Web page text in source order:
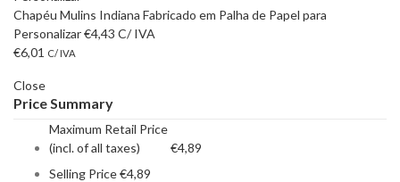
Chapéu Mulins Indiana Fabricado em Palha de Papel para
Personalizar€4,43 C/ IVA
€6,01 C/ IVA
Close
Price Summary
Maximum Retail Price
(incl. of all taxes)
€4,89
Selling Price€4,89